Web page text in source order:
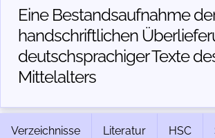
Eine Bestandsaufnahme
handschriftlichen
deutschsprachiger Texte
Mittelalters
Verzeichnisse Literatur HSC